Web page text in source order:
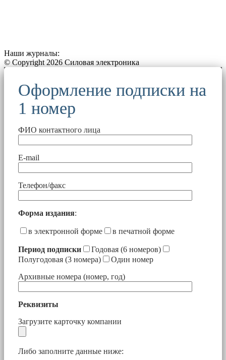
Наши журналы:
© Copyright 2026 Силовая электроника
Оформление подписки на
1 номер
ФИО контактного лица
E-mail
Телефон/факс
Форма издания:
в электронной форме в печатной форме
Период подписки
Годовая (6 номеров)
Полугодовая (3 номера)
Один номер
Архивные номера (номер, год)
Реквизиты
Загрузите карточку компании
Либо заполните данные ниже: